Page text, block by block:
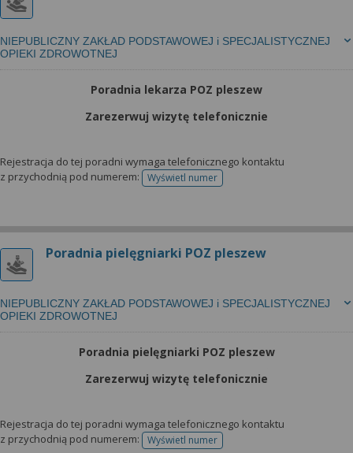
NIEPUBLICZNY ZAKŁAD PODSTAWOWEJ i SPECJALISTYCZNEJ
OPIEKI ZDROWOTNEJ
Poradnia lekarza POZ pleszew
Zarezerwuj wizytę telefonicznie
Rejestracja do tej poradni wymaga telefonicznego kontaktu
z przychodnią pod numerem:
Wyświetl numertelefonu do rejestracji
Poradnia pielęgniarki POZ pleszew
NIEPUBLICZNY ZAKŁAD PODSTAWOWEJ i SPECJALISTYCZNEJ
OPIEKI ZDROWOTNEJ
Poradnia pielęgniarki POZ pleszew
Zarezerwuj wizytę telefonicznie
Rejestracja do tej poradni wymaga telefonicznego kontaktu
z przychodnią pod numerem:
Wyświetl numertelefonu do rejestracji